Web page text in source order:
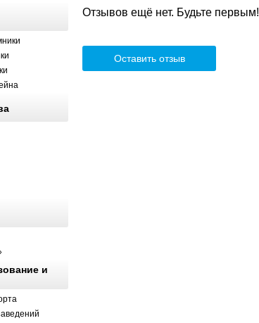
Отзывов ещё нет. Будьте первым!
Оставить отзыв
и